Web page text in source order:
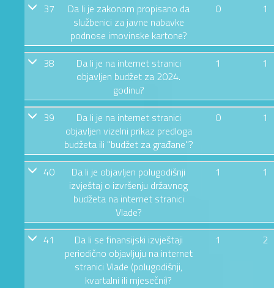
37
Da li je zakonom propisano da
službenici za javne nabavke
podnose imovinske kartone?
0 1
38
Da li je na internet stranici
objavljen budžet za 2024.
godinu?
1 1
39
Da li je na internet stranici
objavljen vizelni prikaz predloga
budžeta ili "budžet za građane"?
0 1
40
Da li je objavljen polugodišnji
izvještaj o izvršenju državnog
budžeta na internet stranici
Vlade?
1 1
41
Da li se finansijski izvještaji
periodično objavljuju na internet
stranici Vlade (polugodišnji,
kvartalni ili mjesečni)?
1 2